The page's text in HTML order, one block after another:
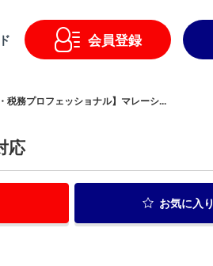
会員登録
税務プロフェッショナル】マレーシ...
応
お気に入り